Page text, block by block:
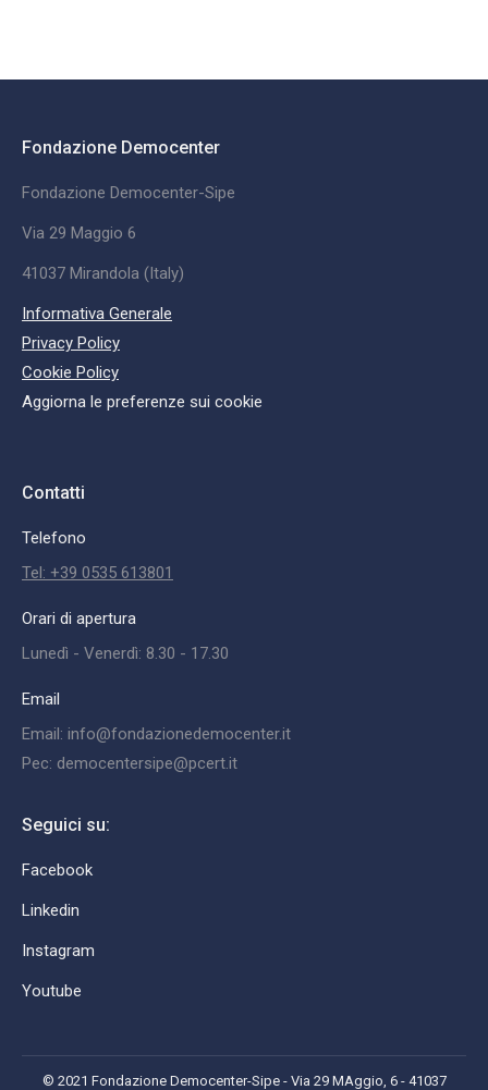
Fondazione Democenter
Fondazione Democenter-Sipe
Via 29 Maggio 6
41037 Mirandola (Italy)
Informativa Generale
Privacy Policy
Cookie Policy
Aggiorna le preferenze sui cookie
Contatti
Telefono
Tel: +39 0535 613801
Orari di apertura
Lunedì - Venerdì: 8.30 - 17.30
Email
Email: info@fondazionedemocenter.it
Pec: democentersipe@pcert.it
Seguici su:
Facebook
Linkedin
Instagram
Youtube
© 2021 Fondazione Democenter-Sipe - Via 29 MAggio, 6 - 41037